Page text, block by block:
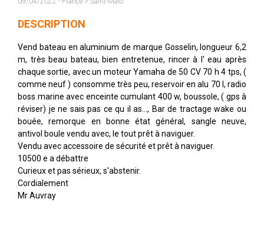
DESCRIPTION
Vend bateau en aluminium de marque Gosselin, longueur 6,2
m, très beau bateau, bien entretenue, rincer à l' eau après
chaque sortie, avec un moteur Yamaha de 50 CV 70 h 4 tps, (
comme neuf ) consomme très peu, reservoir en alu 70 l, radio
boss marine avec enceinte cumulant 400 w, boussole, ( gps à
réviser) je ne sais pas ce qu il as..., Bar de tractage wake ou
bouée, remorque en bonne état général, sangle neuve,
antivol boule vendu avec, le tout prêt à naviguer.
Vendu avec accessoire de sécurité et prêt à naviguer.
10500 e a débattre
Curieux et pas sérieux, s'abstenir.
Cordialement
Mr Auvray